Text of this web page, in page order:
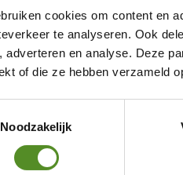
cookies om content en
te analyseren. Ook
adverteren en analyse. Deze
of die ze hebben verzameld
Noodzakelijk
Vereiste velden zijn